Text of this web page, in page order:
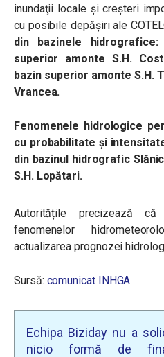
inundaţii locale şi creşteri
cu posibile depăşiri ale
din bazinele
superior amonte S.H.
bazin superior amonte S.H.
Vrancea.
Fenomenele hidrologice
cu probabilitate și
din bazinul hidrografic
S.H. Lopătari.
Autoritățile precizează
fenomenelor
actualizarea prognozei
Sursă: comunicat INHGA
Echipa Biziday nu a
nicio formă de